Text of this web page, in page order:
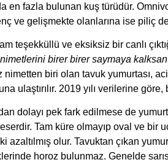
en fazla bulunan kuş türüdür.
ve gelişmekte olanlarına ise piliç
teşekküllü ve eksiksiz bir canlı
nimetlerini birer birer saymaya
nimetten biri olan tavuk yumurtası,
ulaştırılır. 2019 yılı verilerine
dolayı pek fark edilmese de
Tam küre olmayıp oval ve bir
azaltılmış olur. Tavuktan çıkan
horoz bulunmaz. Genelde